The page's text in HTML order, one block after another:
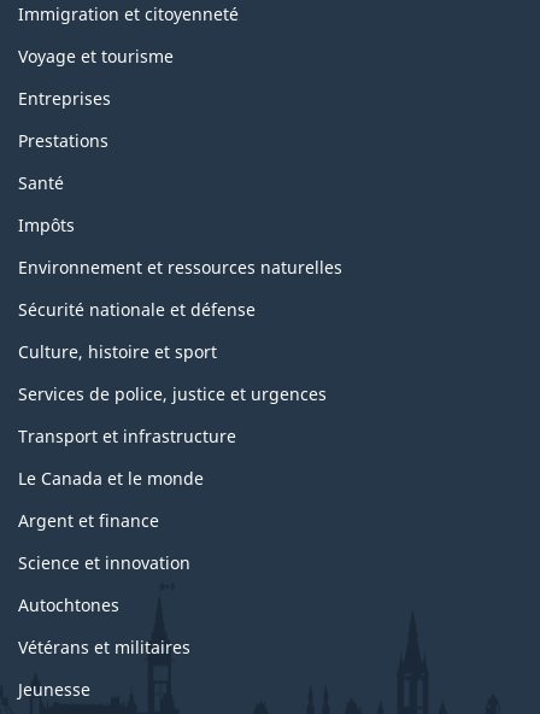
sujets
Immigration et citoyenneté
Voyage et tourisme
Entreprises
Prestations
Santé
Impôts
Environnement et ressources naturelles
Sécurité nationale et défense
Culture, histoire et sport
Services de police, justice et urgences
Transport et infrastructure
Le Canada et le monde
Argent et finance
Science et innovation
Autochtones
Vétérans et militaires
Jeunesse